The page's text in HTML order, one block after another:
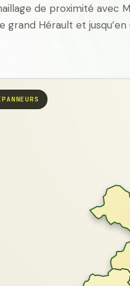
de proximité avec
grand Hérault et